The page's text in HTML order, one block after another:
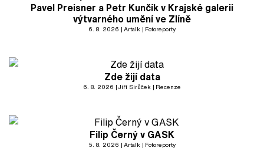
Pavel Preisner a Petr Kunčík v Krajské galerii
výtvarného umění ve Zlíně
6. 8. 2026 Artalk Fotoreporty
Zde žijí data
6. 8. 2026 Jiří Sirůček Recenze
Filip Černý v GASK
5. 8. 2026 Artalk Fotoreporty